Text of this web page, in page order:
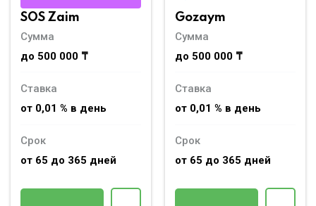
SOS Zaim
Сумма
до 500 000 ₸
Ставка
от 0,01 % в день
Срок
от 65 до 365 дней
Gozaym
Сумма
до 500 000 ₸
Ставка
от 0,01 % в день
Срок
от 65 до 365 дней